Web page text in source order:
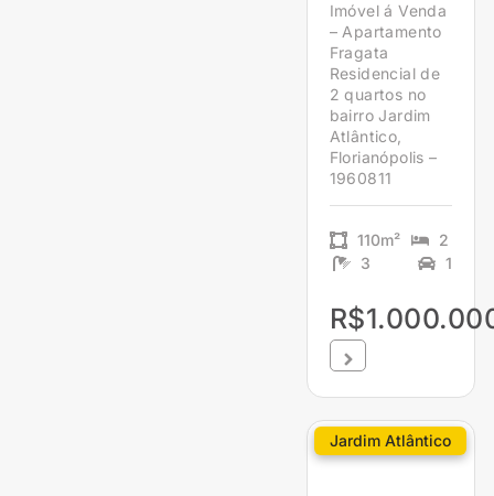
Imóvel á Venda
– Apartamento
Fragata
Residencial de
2 quartos no
bairro Jardim
Atlântico,
Florianópolis –
1960811
110m²
2
3
1
Jardim Atlântico